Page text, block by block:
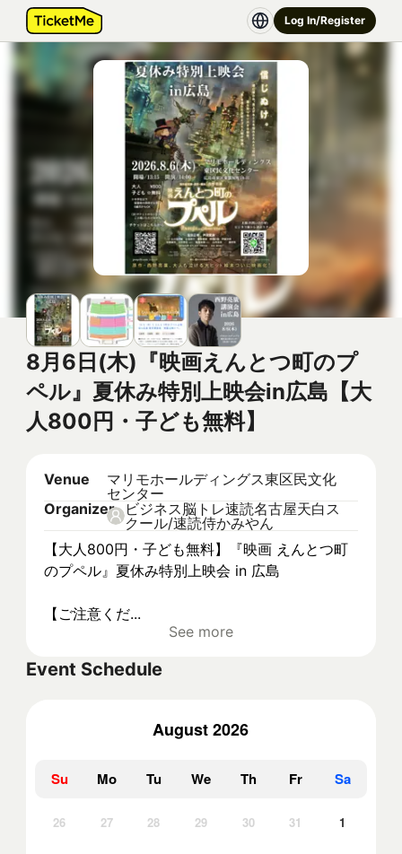
Log In/Register
8月6日(木)『映画えんとつ町のプ
ペル』夏休み特別上映会in広島【大
人800円・子ども無料】
Venue
マリモホールディングス東区民文化
センター
Organizer
ビジネス脳トレ速読名古屋天白ス
クール/速読侍かみやん
【大人800円・子ども無料】『映画 えんとつ町
のプペル』夏休み特別上映会 in 広島
【ご注意くだ...
See more
Event Schedule
August 2026
Su Mo Tu We Th Fr Sa
26 27 28 29 30 31 1